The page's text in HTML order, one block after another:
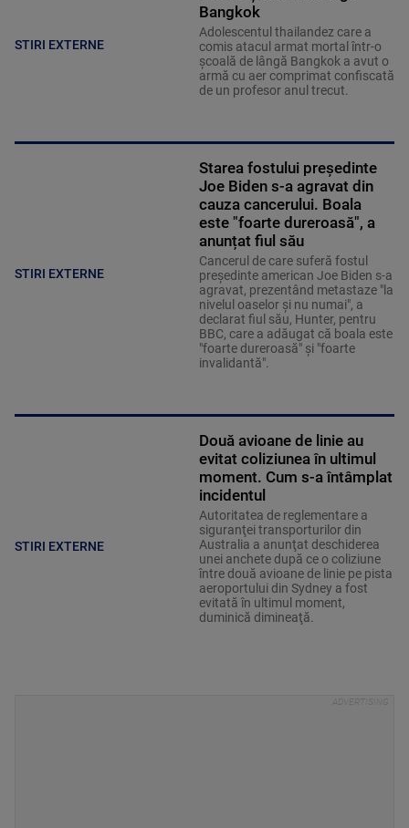
STIRI EXTERNE
Bangkok
Adolescentul thailandez care a
comis atacul armat mortal într-o
şcoală de lângă Bangkok a avut o
armă cu aer comprimat confiscată
de un profesor anul trecut.
STIRI EXTERNE
Starea fostului președinte
Joe Biden s-a agravat din
cauza cancerului. Boala
este "foarte dureroasă", a
anunțat fiul său
Cancerul de care suferă fostul
preşedinte american Joe Biden s-a
agravat, prezentând metastaze "la
nivelul oaselor şi nu numai", a
declarat fiul său, Hunter, pentru
BBC, care a adăugat că boala este
"foarte dureroasă" şi "foarte
invalidantă".
STIRI EXTERNE
Două avioane de linie au
evitat coliziunea în ultimul
moment. Cum s-a întâmplat
incidentul
Autoritatea de reglementare a
siguranţei transporturilor din
Australia a anunţat deschiderea
unei anchete după ce o coliziune
între două avioane de linie pe pista
aeroportului din Sydney a fost
evitată în ultimul moment,
duminică dimineaţă.